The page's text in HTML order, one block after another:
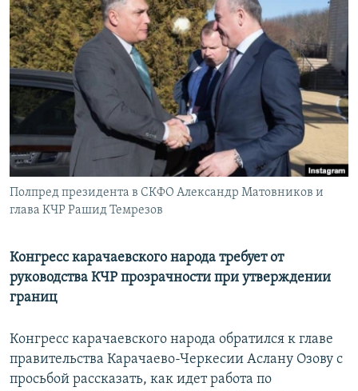
СИБИРЬ.РЕАЛИИ
РАСПИСАНИЕ ВЕЩАНИЯ
ПОДПИШИТЕСЬ НА РАССЫЛКУ
СОЦИАЛЬНЫЕ СЕТИ
Полпред президента в СКФО Александр Матовников и
глава КЧР Рашид Темрезов
Конгресс карачаевского народа требует от
руководства КЧР прозрачности при утверждении
границ
Конгресс карачаевского народа обратился к главе
правительства Карачаево-Черкесии Аслану Озову с
просьбой рассказать, как идет работа по